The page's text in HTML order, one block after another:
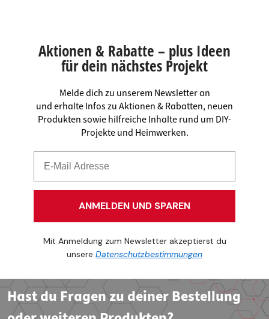
Aktionen & Rabatte – plus Ideen
für dein nächstes Projekt
Melde dich zu unserem Newsletter an
und erhalte Infos zu Aktionen & Rabatten, neuen
Produkten sowie hilfreiche Inhalte rund um DIY-
Projekte und Heimwerken.
ANMELDEN UND SPAREN
Mit Anmeldung zum Newsletter akzeptierst du
unsere Datenschutzbestimmungen
Hast du Fragen zu deiner Bestellung